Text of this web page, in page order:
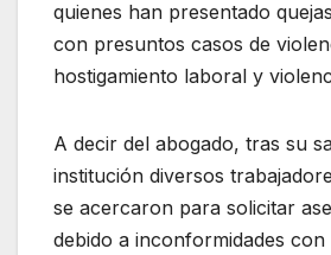
quienes han presentado
con presuntos casos de
hostigamiento laboral y
A decir del abogado, tras su
institución diversos
se acercaron para solicitar
debido a inconformidades